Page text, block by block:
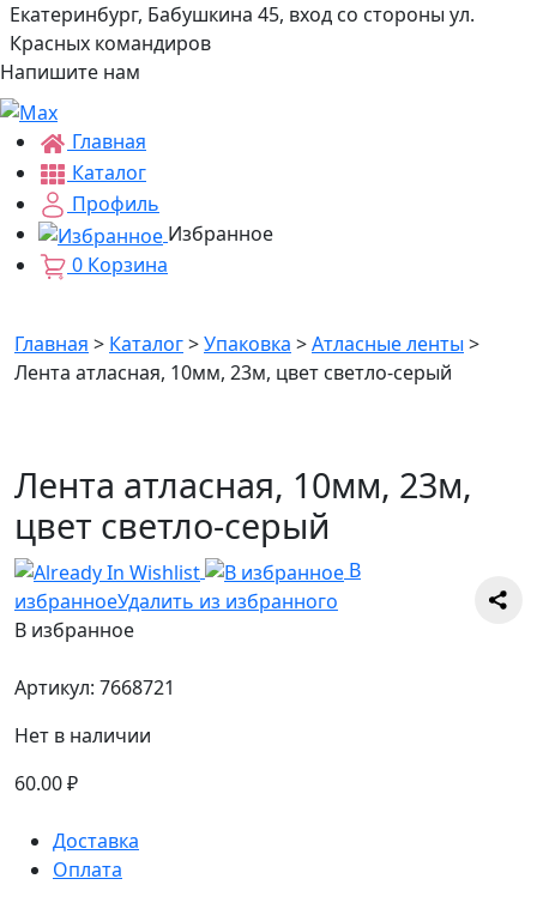
Екатеринбург, Бабушкина 45, вход со стороны ул.
Красных командиров
Напишите нам
Главная
Каталог
Профиль
Избранное
0 Корзина
Главная > Каталог>Упаковка >Атласные ленты >
Лента атласная, 10мм, 23м, цвет светло-серый
Лента атласная, 10мм, 23м,
цвет светло-серый
В
избранноеУдалить из избранного
В избранное
Артикул: 7668721
Нет в наличии
60.00₽
Доставка
Оплата